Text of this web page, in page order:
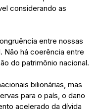
considerando as
entre nossas
Não há coerência entre
do patrimônio nacional.
bilionárias, mas
para o país, o dano
acelerado da dívida